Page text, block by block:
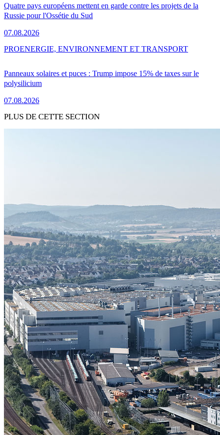
Quatre pays européens mettent en garde contre les projets de la
Russie pour l'Ossétie du Sud
07.08.2026
Panneaux solaires et puces : Trump impose 15% de taxes sur le
polysilicium
07.08.2026
PROENERGIE, ENVIRONNEMENT ET TRANSPORT
PLUS DE CETTE SECTION